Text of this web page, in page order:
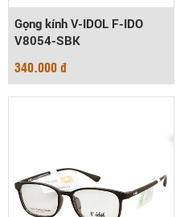
Gọng kính V-IDOL F-IDO
V8054-SBK
340.000 đ